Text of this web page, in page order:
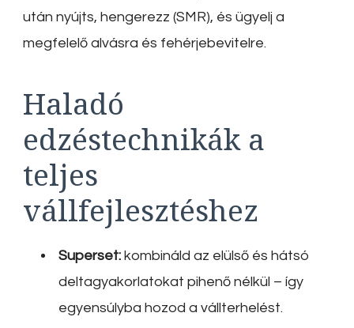
után nyújts, hengerezz (SMR), és ügyelj a
megfelelő alvásra és fehérjebevitelre.
Haladó
edzéstechnikák a
teljes
vállfejlesztéshez
Superset: kombináld az elülső és hátsó
deltagyakorlatokat pihenő nélkül – így
egyensúlyba hozod a vállterhelést.